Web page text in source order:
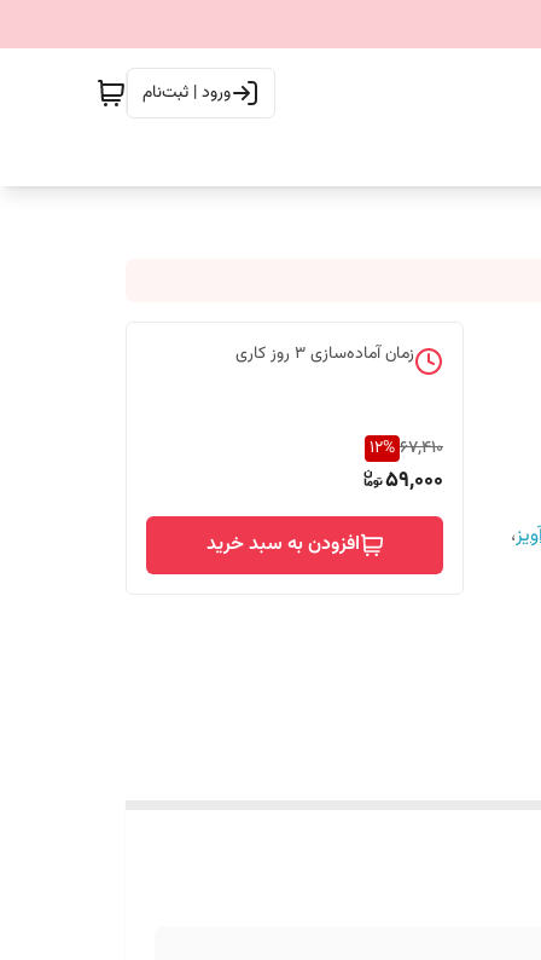
ورود | ثبت‌نام
،
زمان آماده‌سازی3 روز کاری
67,410
12%
59,000
افزودن به سبد خرید